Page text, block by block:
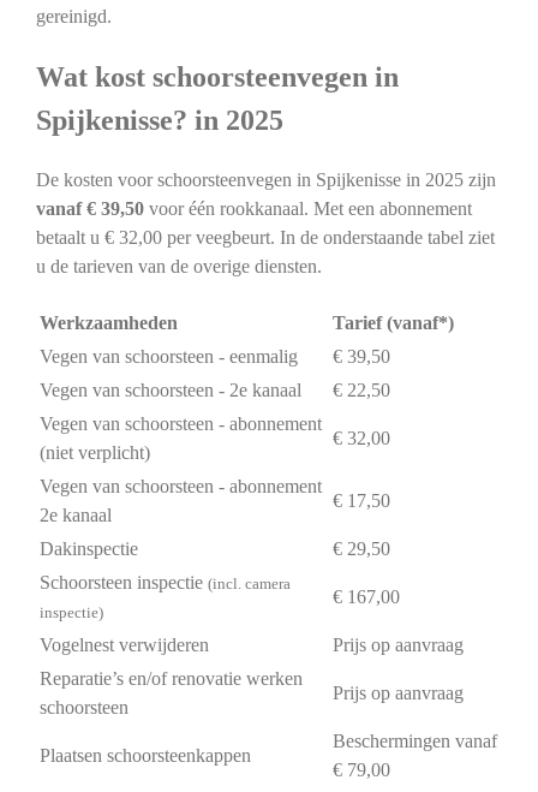
gereinigd.
Wat kost schoorsteenvegen in
Spijkenisse? in 2025
De kosten voor schoorsteenvegen in Spijkenisse in 2025 zijn
vanaf € 39,50voor één rookkanaal. Met een abonnement
betaalt u € 32,00 per veegbeurt. In de onderstaande tabel ziet
u de tarieven van de overige diensten.
Werkzaamheden
Tarief (vanaf*)
Vegen van schoorsteen - eenmalig
€ 39,50
Vegen van schoorsteen - 2e kanaal
€ 22,50
Vegen van schoorsteen - abonnement
(niet verplicht)
€ 32,00
Vegen van schoorsteen - abonnement
2e kanaal
€ 17,50
Dakinspectie
€ 29,50
Schoorsteen inspectie (incl. camera
inspectie)
€ 167,00
Vogelnest verwijderen
Prijs op aanvraag
Reparatie’s en/of renovatie werken
schoorsteen
Prijs op aanvraag
Plaatsen schoorsteenkappen
Beschermingen vanaf
€ 79,00